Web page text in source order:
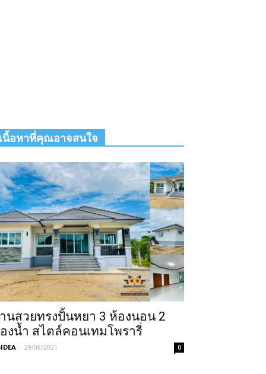
เนื้อหาที่คุณอาจสนใจ
นสวยทรงปั้นหยา 3 ห้องนอน 2
งน้ำ สไตล์คอนเทมโพรารี่
- 29/08/2021 0